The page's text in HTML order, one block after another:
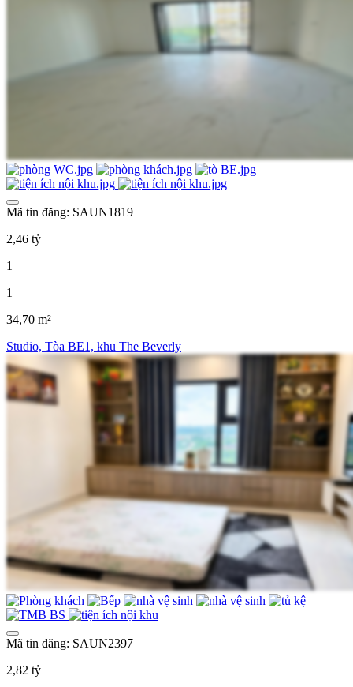
Mã tin đăng: SAUN1819
2,46 tỷ
1
1
34,70 m²
Studio, Tòa BE1, khu The Beverly
Mã tin đăng: SAUN2397
2,82 tỷ